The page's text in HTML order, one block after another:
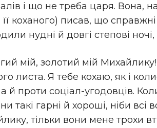
і що не треба царя. Вона,
її коханого) писав, що
нудні й довгі степові
мій, золотий мій
листа. Я тебе кохаю, як і
й проти соціал-угодовців.
такі гарні й хороші, ніби
тільки вони мене трохи